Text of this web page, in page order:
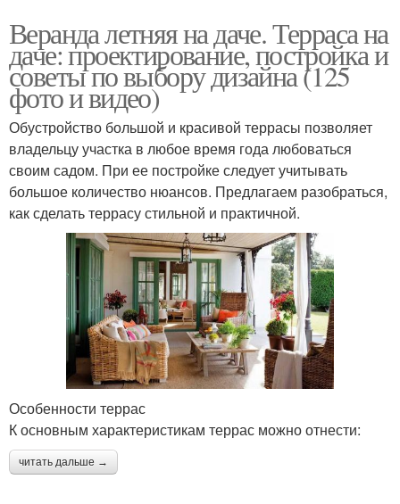
Веранда летняя на даче. Терраса на
даче: проектирование, постройка и
советы по выбору дизайна (125
фото и видео)
Обустройство большой и красивой террасы позволяет
владельцу участка в любое время года любоваться
своим садом. При ее постройке следует учитывать
большое количество нюансов. Предлагаем разобраться,
как сделать террасу стильной и практичной.
Особенности террас
К основным характеристикам террас можно отнести:
читать дальше →